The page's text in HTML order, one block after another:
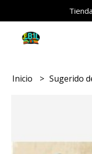
Inicio Sugerido